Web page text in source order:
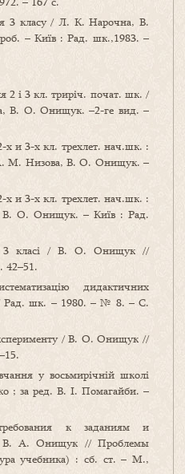
3 класу / Л. К. Нарочна, В.
– Київ : Рад. шк.,1983. –
2 і 3 кл. триріч. почат. шк. /
В. О. Онищук. –2-ге вид. –
и 3-х кл. трехлет. нач.шк. :
М. Низова, В. О. Онищук. –
и 3-х кл. трехлет. нач.шк. :
О. Онищук. – Київ : Рад.
класі / В. О. Онищук //
дидактичних
шк. – 1980. – № 8. – С.
/ В. О. Онищук //
у восьмирічній школі
за ред. В. І. Помагайби. –
к заданиям и
В. А. Онищук // Проблемы
учебника) : сб. ст. – М.,